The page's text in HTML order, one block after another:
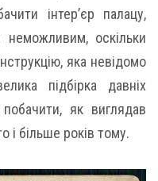
інтер’єр палацу,
оскільки
яка невідомо
підбірка давніх
як виглядав
і більше років тому.